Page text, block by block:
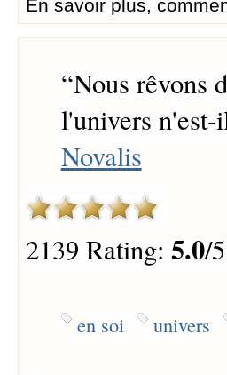
En savoir plus,
“Nous rêvons
l'univers n'est-
Novalis
2139 Rating: 5.0/
en soi univers